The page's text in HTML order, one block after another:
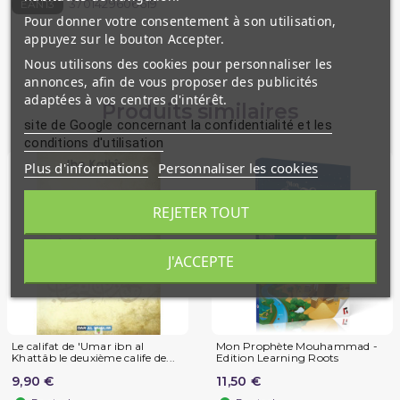
EAN13 3701429606619
Produits similaires
Le califat de 'Umar ibn al
Khattâb le deuxième calife de...
9,90 €
Mon Prophète Mouhammad -
Edition Learning Roots
11,50 €
Pour donner votre consentement à son utilisation,
appuyez sur le bouton Accepter.
Nous utilisons des cookies pour personnaliser les
annonces, afin de vous proposer des publicités
adaptées à vos centres d'intérêt.
site de Google concernant la confidentialité et les
conditions d'utilisation
Plus d'informations Personnaliser les cookies
REJETER TOUT
J'ACCEPTE